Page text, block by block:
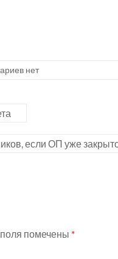
нет
если ОП уже
помечены *